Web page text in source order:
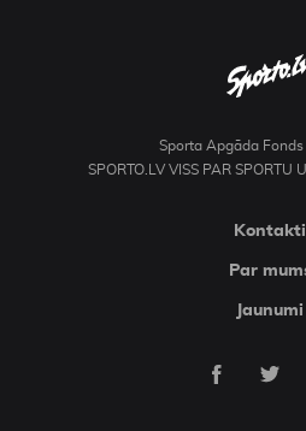
Sporta Apgāda
SPORTO.LV VISS PAR SPORTU
Kontakti
Par
Jaunumi